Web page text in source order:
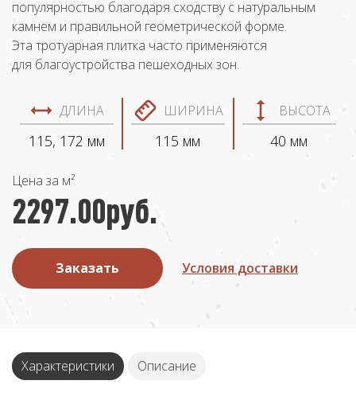
популярностью благодаря сходству с натуральным
камнем и правильной геометрической форме.
Эта тротуарная плитка часто применяются
для благоустройства пешеходных зон.
ДЛИНА
115, 172 мм
ШИРИНА
115 мм
ВЫСОТА
40 мм
Цена за м²
2297.00руб.
Заказать Условия доставки
Характеристики Описание